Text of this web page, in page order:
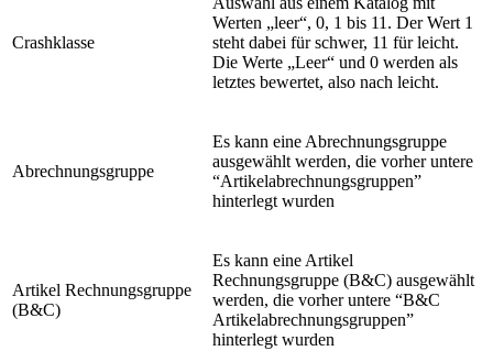
Crashklasse
Werten „leer“, 0, 1 bis 11. Der Wert 1
steht dabei für schwer, 11 für leicht.
Die Werte „Leer“ und 0 werden als
letztes bewertet, also nach leicht.
Abrechnungsgruppe
Es kann eine Abrechnungsgruppe
ausgewählt werden, die vorher untere
“Artikelabrechnungsgruppen”
hinterlegt wurden
Artikel Rechnungsgruppe
(B&C)
Es kann eine Artikel
Rechnungsgruppe (B&C) ausgewählt
werden, die vorher untere “B&C
Artikelabrechnungsgruppen”
hinterlegt wurden